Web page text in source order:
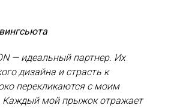
— идеальный партнер. Их
дизайна и страсть к
перекликаются с моим
Каждый мой прыжок отражает